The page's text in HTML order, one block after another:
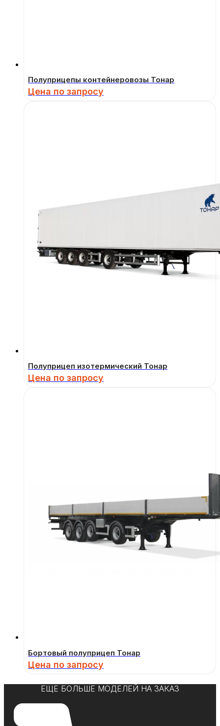
Полуприцепы контейнеровозы Тонар
Цена по запросу
Полуприцеп изотермический Тонар
Цена по запросу
Бортовый полуприцеп Тонар
Цена по запросу
ЕЩЕ БОЛЬШЕ МОДЕЛЕЙ НА ЗАКАЗ